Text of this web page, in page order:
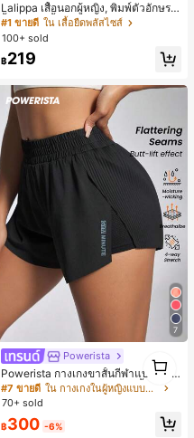
Lalippa เสื้อนอกผู้หญิง, พิมพ์ตัวอักษร, เ
สื้อยืดแขนสั้นฤดูร้อน, ลวดลาย, สีแอปริ
คอต, สีแดงเบอร์กันดี, พิมพ์ตัวอักษร, นั
กเรียน, กลางแจ้ง, สไตล์สตรีท, เสื้อยืดผู้
หญิงไซส์ใหญ่
#1 ขายดี ใน เสื้อยืดพลัสไซส์
100+ sold
฿219
7
Powerista
Powerista กางเกงขาสั้นกีฬาแบบเรียบ
ง่าย สไตล์วันทุกวัน กางเกงขาสั้นสบาย
พร้อมเสวตเตอร์
#7 ขายดี
ใน กางเกงในผู้หญิงแบบแอคทีฟ
70+ sold
฿300 -6%